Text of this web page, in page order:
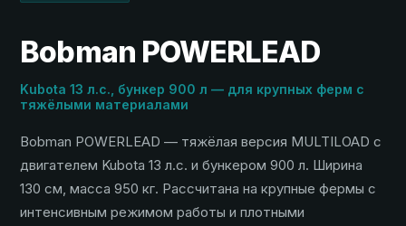
Bobman POWERLEAD
Kubota 13 л.с., бункер 900 л — для крупных ферм с
тяжёлыми материалами
Bobman POWERLEAD — тяжёлая версия MULTILOAD с
двигателем Kubota 13 л.с. и бункером 900 л. Ширина
130 см, масса 950 кг. Рассчитана на крупные фермы с
интенсивным режимом работы и плотными